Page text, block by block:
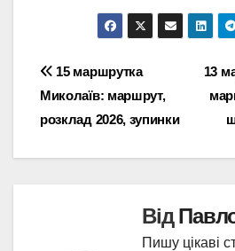
Навігація
записів
13
15 маршрутка
Миколаїв: маршрут,
розклад 2026, зупинки
Від
Пишу цікаві